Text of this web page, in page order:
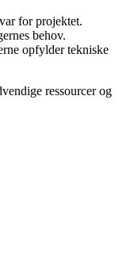
for projektet.
behov.
opfylder tekniske
ressourcer og